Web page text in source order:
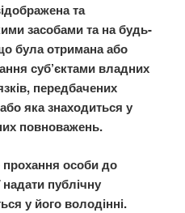
та
засобами та на будь-
була отримана або
суб’єктами владних
передбачених
яка знаходиться у
повноважень.
особи до
публічну
у його володінні.